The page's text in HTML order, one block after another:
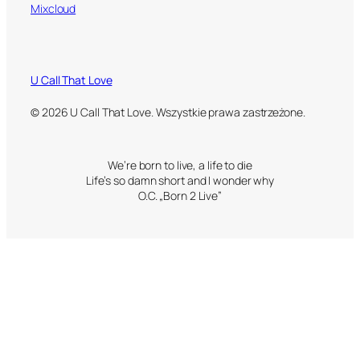
Mixcloud
U Call That Love
© 2026 U Call That Love. Wszystkie prawa zastrzeżone.
We’re born to live, a life to die
Life’s so damn short and I wonder why
O.C. „Born 2 Live”